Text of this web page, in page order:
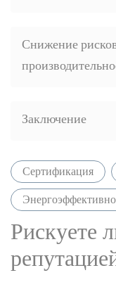
Снижение
Заключение
Сертификация
Рискуете